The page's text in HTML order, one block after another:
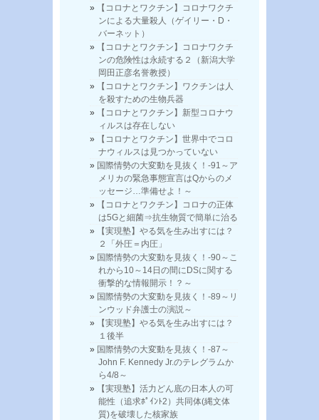
【コロナとワクチン】コロナワクチ
ンによる大量殺人（ゲイリー・D・
バーネット）
【コロナとワクチン】コロナワクチ
ンの危険性は永続する２（新潟大学
岡田正彦名誉教授）
【コロナとワクチン】ワクチンは人
を殺すための生物兵器
【コロナとワクチン】新型コロナウ
ィルスは存在しない
【コロナとワクチン】世界中でコロ
ナウィルスは見つかっていない
国際情勢の大変動を見抜く！-91～ア
メリカの緊急事態宣言はQからのメ
ッセージ…準備せよ！～
【コロナとワクチン】コロナの正体
は5Gと細菌⇒抗生物質で簡単に治る
【実現塾】やる気を生み出すには？
２「外圧＝内圧」
国際情勢の大変動を見抜く！-90～こ
れから10～14日の間にDSに関する
衝撃的な情報開示！？～
国際情勢の大変動を見抜く！-89～リ
ンウッド弁護士の演説～
【実現塾】やる気を生み出すには？
１後半
国際情勢の大変動を見抜く！-87～
John F. Kennedy Jr.のテレグラムか
ら4/8～
【実現塾】活力どん底の日本人の可
能性（追求ﾎﾟｲﾝﾄ2）共同体(縄文体
質)を破壊した核家族